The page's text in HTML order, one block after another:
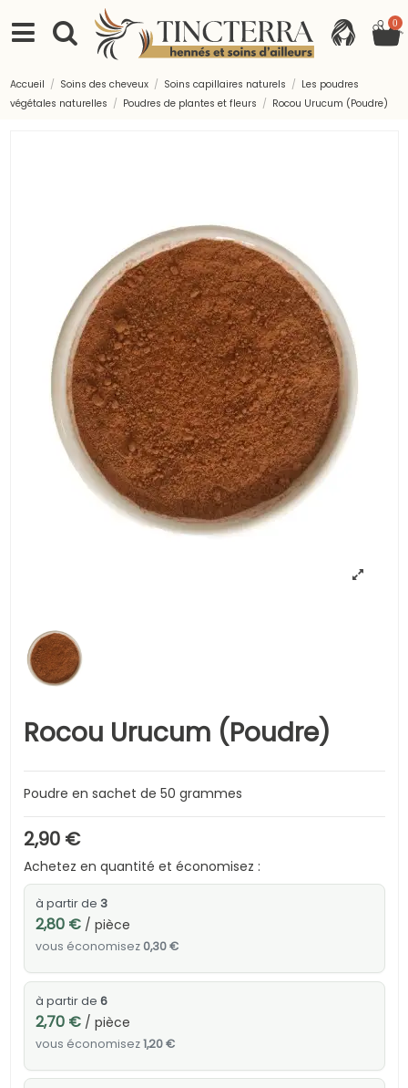
0
Accueil Soins des cheveux Soins capillaires naturels
Les poudres
végétales naturelles
Poudres de plantes et fleurs Rocou Urucum (Poudre)
Rocou Urucum (Poudre)
Poudre en sachet de 50 grammes
2,90 €
Achetez en quantité et économisez :
à partir de 3
2,80 €/ pièce
vous économisez 0,30 €
à partir de 6
2,70 €/ pièce
vous économisez1,20 €